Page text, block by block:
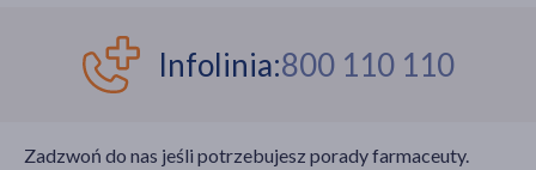
Infolinia:800 110 110
Zadzwoń do nas jeśli potrzebujesz porady farmaceuty.